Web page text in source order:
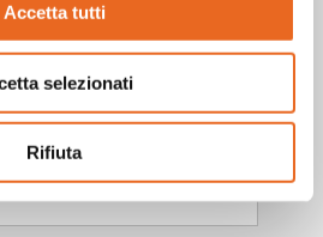
Accetta tutti
selezionati
Rifiuta
aggiornato?
alla nostra